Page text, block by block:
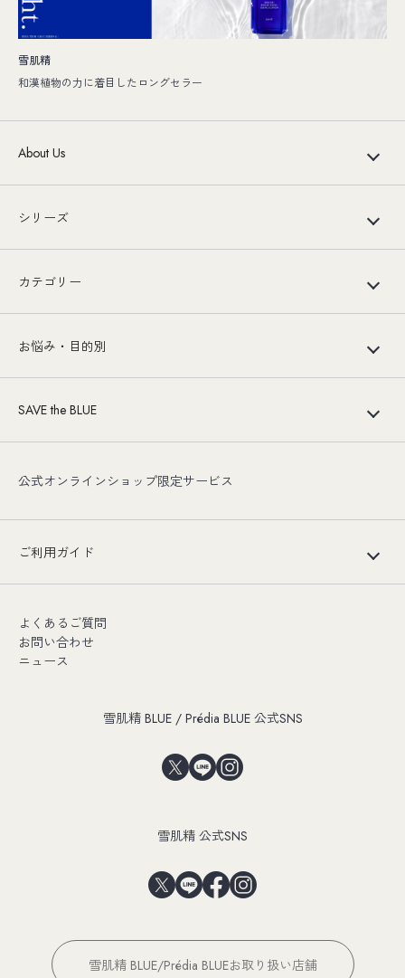
雪肌精
和漢植物の力に着目したロングセラー
About Us
シリーズ
カテゴリー
お悩み・目的別
SAVE the BLUE
公式オンラインショップ限定サービス
ご利用ガイド
よくあるご質問
お問い合わせ
ニュース
雪肌精 BLUE / Prédia BLUE 公式SNS
雪肌精 公式SNS
雪肌精 BLUE/Prédia BLUEお取り扱い店舗